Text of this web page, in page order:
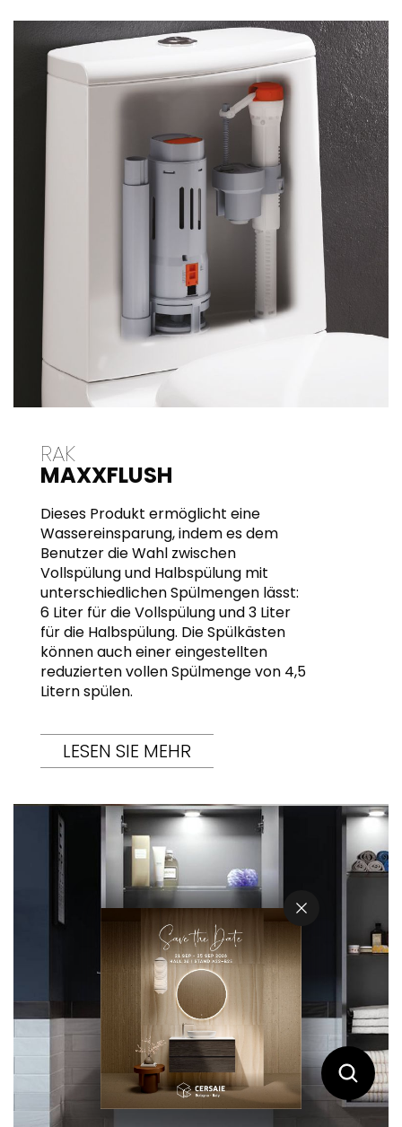
RAK
MAXXFLUSH
Dieses Produkt ermöglicht eine
Wassereinsparung, indem es dem
Benutzer die Wahl zwischen
Vollspülung und Halbspülung mit
unterschiedlichen Spülmengen lässt:
6 Liter für die Vollspülung und 3 Liter
für die Halbspülung. Die Spülkästen
können auch einer eingestellten
reduzierten vollen Spülmenge von 4,5
Litern spülen.
LESEN SIE MEHR